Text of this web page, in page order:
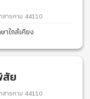
ารคาม 44110
าใกล้เคียง
สัย
ารคาม 44110